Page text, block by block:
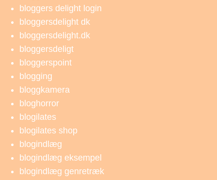
bloggers delight login
bloggersdelight dk
bloggersdelight.dk
bloggersdeligt
bloggerspoint
blogging
bloggkamera
bloghorror
blogilates
blogilates shop
blogindlæg
blogindlæg eksempel
blogindlæg genretræk